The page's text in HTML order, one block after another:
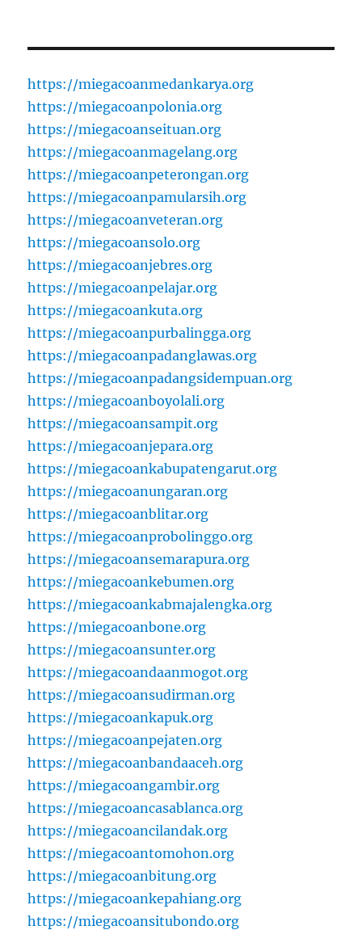
https://miegacoanmedankarya.org
https://miegacoanpolonia.org
https://miegacoanseituan.org
https://miegacoanmagelang.org
https://miegacoanpeterongan.org
https://miegacoanpamularsih.org
https://miegacoanveteran.org
https://miegacoansolo.org
https://miegacoanjebres.org
https://miegacoanpelajar.org
https://miegacoankuta.org
https://miegacoanpurbalingga.org
https://miegacoanpadanglawas.org
https://miegacoanpadangsidempuan.org
https://miegacoanboyolali.org
https://miegacoansampit.org
https://miegacoanjepara.org
https://miegacoankabupatengarut.org
https://miegacoanungaran.org
https://miegacoanblitar.org
https://miegacoanprobolinggo.org
https://miegacoansemarapura.org
https://miegacoankebumen.org
https://miegacoankabmajalengka.org
https://miegacoanbone.org
https://miegacoansunter.org
https://miegacoandaanmogot.org
https://miegacoansudirman.org
https://miegacoankapuk.org
https://miegacoanpejaten.org
https://miegacoanbandaaceh.org
https://miegacoangambir.org
https://miegacoancasablanca.org
https://miegacoancilandak.org
https://miegacoantomohon.org
https://miegacoanbitung.org
https://miegacoankepahiang.org
https://miegacoansitubondo.org